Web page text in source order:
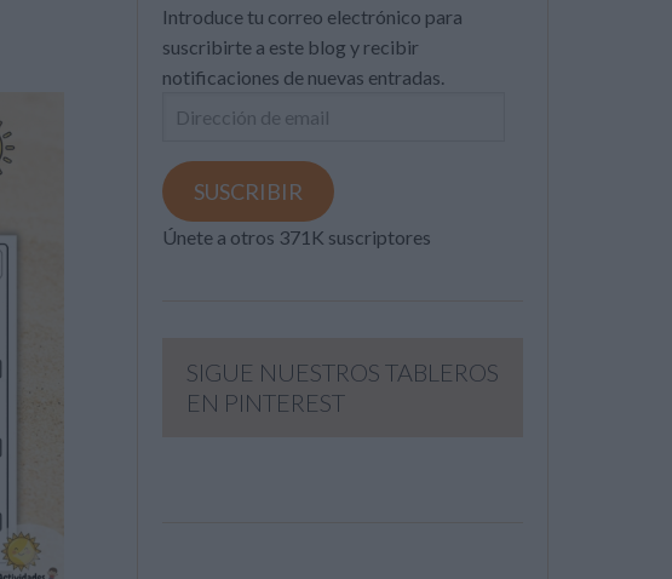
Introduce tu correo electrónico para
suscribirte a este blog y recibir
notificaciones de nuevas entradas.
Dirección
email
SUSCRIBIR
Únete a otros 371K suscriptores
SIGUE NUESTROS TABLEROS
EN PINTEREST